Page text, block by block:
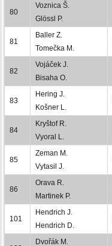
80
Voznica Š.
Glössl P.
81
Baller Z.
Tomečka M.
82
Vojáček J.
Bisaha O.
83
Hering J.
Košner L.
84
Kryštof R.
Vyoral L.
85
Zeman M.
Vytasil J.
86
Orava R.
Martinek P.
101
Hendrich J.
Hendrich D.
Dvořák M.